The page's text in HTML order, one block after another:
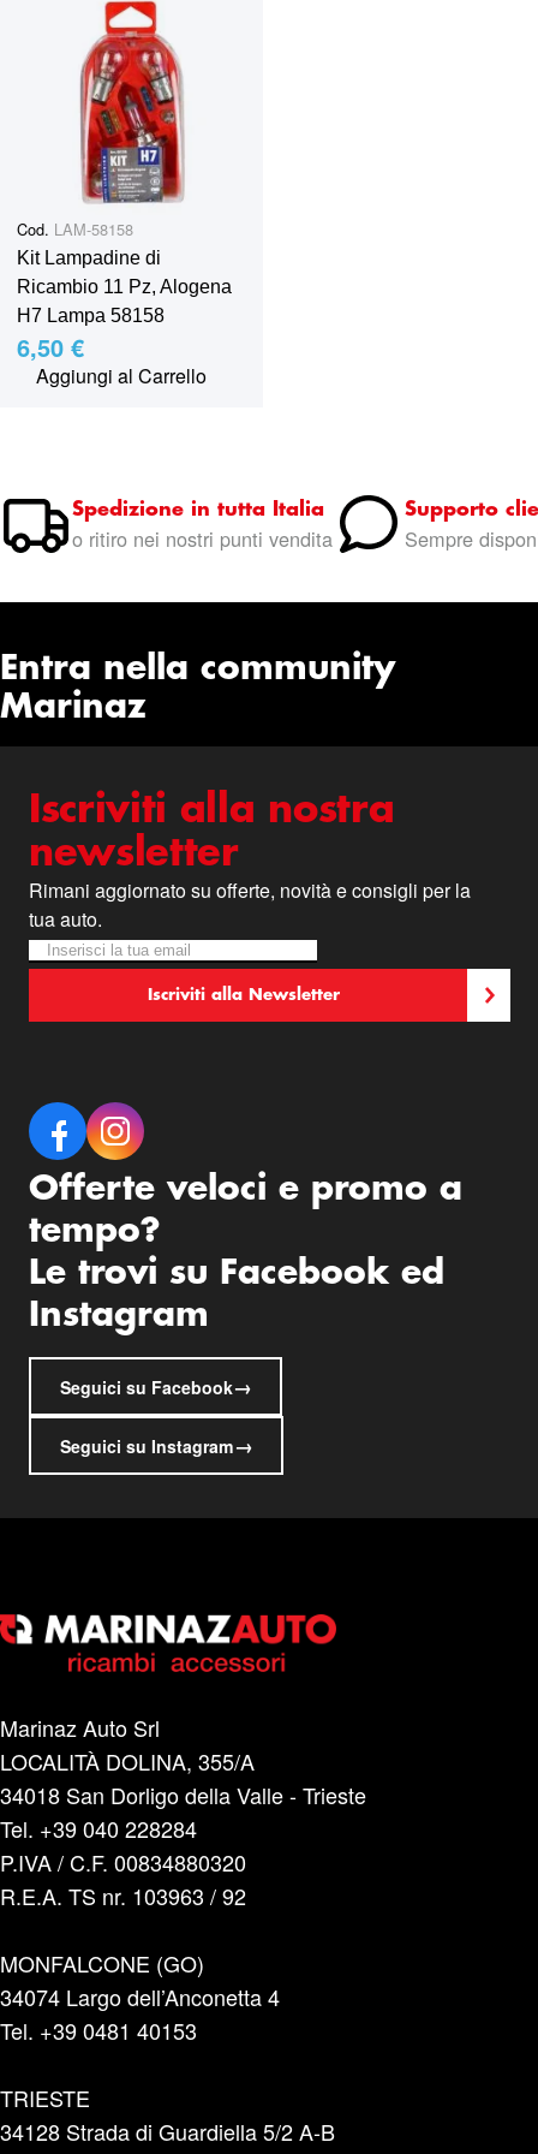
Cod. LAM-58158
Kit Lampadine di
Ricambio 11 Pz, Alogena
H7 Lampa 58158
6,50 €
Aggiungi al Carrello
Spedizione in tutta Italia
o ritiro nei nostri punti vendita
Supporto
Sempre
Entra nella community
Marinaz
Iscriviti alla nostra
newsletter
Rimani aggiornato su offerte, novità e consigli per la
tua auto.
Newsletter
Iscriviti alla nostra Newsletter:
Iscriviti alla Newsletter
Offerte veloci e promo a
tempo?
Le trovi su Facebook ed
Instagram
Seguici su Facebook→
Seguici su Instagram→
Marinaz Auto Srl
LOCALITÀ DOLINA, 355/A
34018 San Dorligo della Valle - Trieste
Tel. +39 040 228284
P.IVA / C.F. 00834880320
R.E.A. TS nr. 103963 / 92
MONFALCONE (GO)
34074 Largo dell’Anconetta 4
Tel. +39 0481 40153
TRIESTE
34128 Strada di Guardiella 5/2 A-B